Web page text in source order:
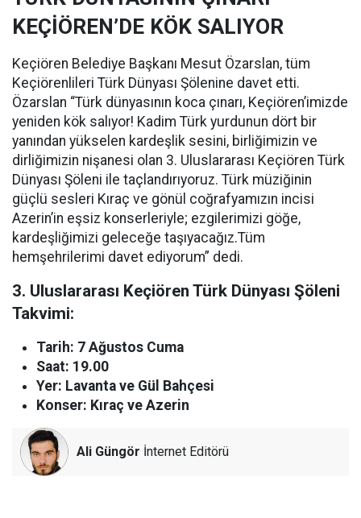
KEÇİÖREN’DE KÖK SALIYOR
Keçiören Belediye Başkanı Mesut Özarslan, tüm
Keçiörenlileri Türk Dünyası Şölenine davet etti.
Özarslan “Türk dünyasının koca çınarı, Keçiören’imizde
yeniden kök salıyor! Kadim Türk yurdunun dört bir
yanından yükselen kardeşlik sesini, birliğimizin ve
dirliğimizin nişanesi olan 3. Uluslararası Keçiören Türk
Dünyası Şöleni ile taçlandırıyoruz. Türk müziğinin
güçlü sesleri Kıraç ve gönül coğrafyamızın incisi
Azerin’in eşsiz konserleriyle; ezgilerimizi göğe,
kardeşliğimizi geleceğe taşıyacağız.Tüm
hemşehrilerimi davet ediyorum” dedi.
3. Uluslararası Keçiören Türk Dünyası Şöleni
Takvimi:
Tarih: 7 Ağustos Cuma
Saat: 19.00
Yer: Lavanta ve Gül Bahçesi
Konser: Kıraç ve Azerin
Ali Güngör İnternet Editörü